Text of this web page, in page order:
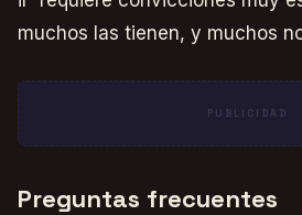
muchos las tienen, y muchos
PUBLICIDAD
Preguntas frecuentes